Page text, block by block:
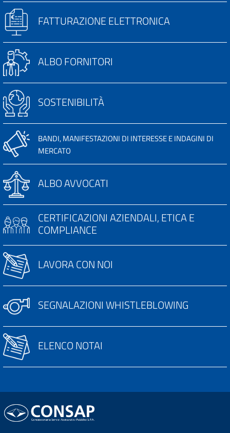
FATTURAZIONE ELETTRONICA
ALBO FORNITORI
SOSTENIBILITÀ
BANDI, MANIFESTAZIONI DI INTERESSE E INDAGINI DI
MERCATO
ALBO AVVOCATI
CERTIFICAZIONI AZIENDALI, ETICA E
COMPLIANCE
LAVORA CON NOI
SEGNALAZIONI WHISTLEBLOWING
ELENCO NOTAI